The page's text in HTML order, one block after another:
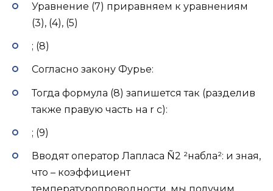
Уравнение (7) приравняем к уравнениям
(3), (4), (5)
; (8)
Согласно закону Фурье:
Тогда формула (8) запишется так (разделив
также правую часть на r с):
; (9)
Вводят оператор Лапласа Ñ2 ²набла²: и зная,
что – коэффициент